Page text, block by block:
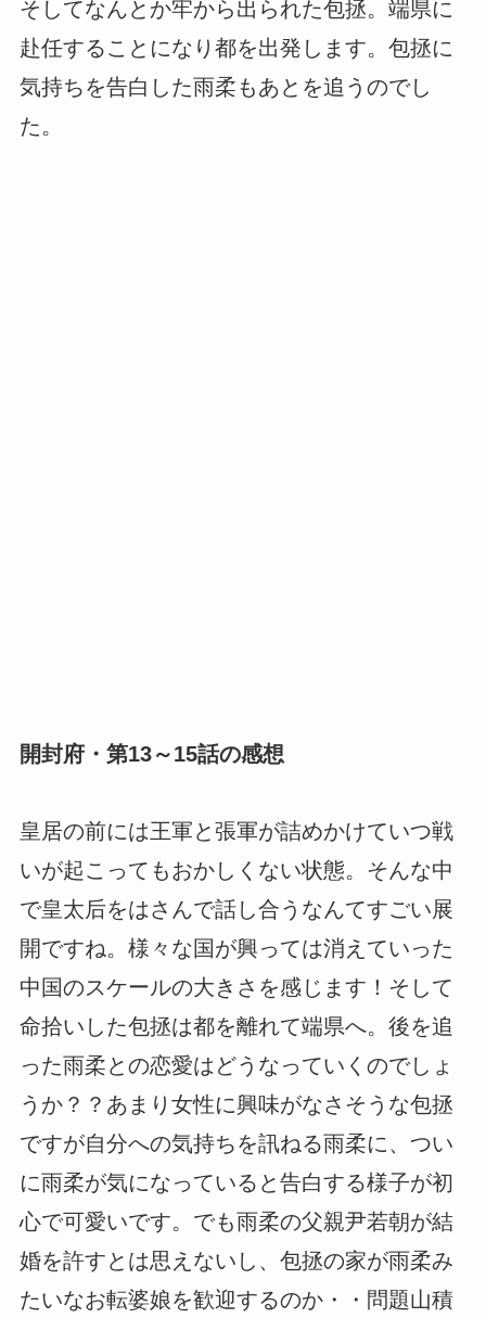
そしてなんとか牢から出られた包拯。端県に
赴任することになり都を出発します。包拯に
気持ちを告白した雨柔もあとを追うのでし
た。
開封府・第13～15話の感想
皇居の前には王軍と張軍が詰めかけていつ戦
いが起こってもおかしくない状態。そんな中
で皇太后をはさんで話し合うなんてすごい展
開ですね。様々な国が興っては消えていった
中国のスケールの大きさを感じます！そして
命拾いした包拯は都を離れて端県へ。後を追
った雨柔との恋愛はどうなっていくのでしょ
うか？？あまり女性に興味がなさそうな包拯
ですが自分への気持ちを訊ねる雨柔に、つい
に雨柔が気になっていると告白する様子が初
心で可愛いです。でも雨柔の父親尹若朝が結
婚を許すとは思えないし、包拯の家が雨柔み
たいなお転婆娘を歓迎するのか・・問題山積